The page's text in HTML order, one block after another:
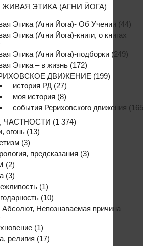
ЖИВАЯ ЭТИКА (АГНИ ЙОГА)
Этика (Агни Йога)- Об Учении (44)
Этика (Агни Йога)-книги, о книгах
Этика (Агни Йога)-подборки (249)
Этика – в жизнь (172)
ДВИЖЕНИЕ (199)
история РД (27)
моя история (8)
события Рериховского движения
ЧАСТНОСТИ (1 374)
огонь (13)
(3)
предсказания (3)
(2)
(3)
(1)
(10)
Абсолют, Непознаваемая причина
(1)
религия (17)